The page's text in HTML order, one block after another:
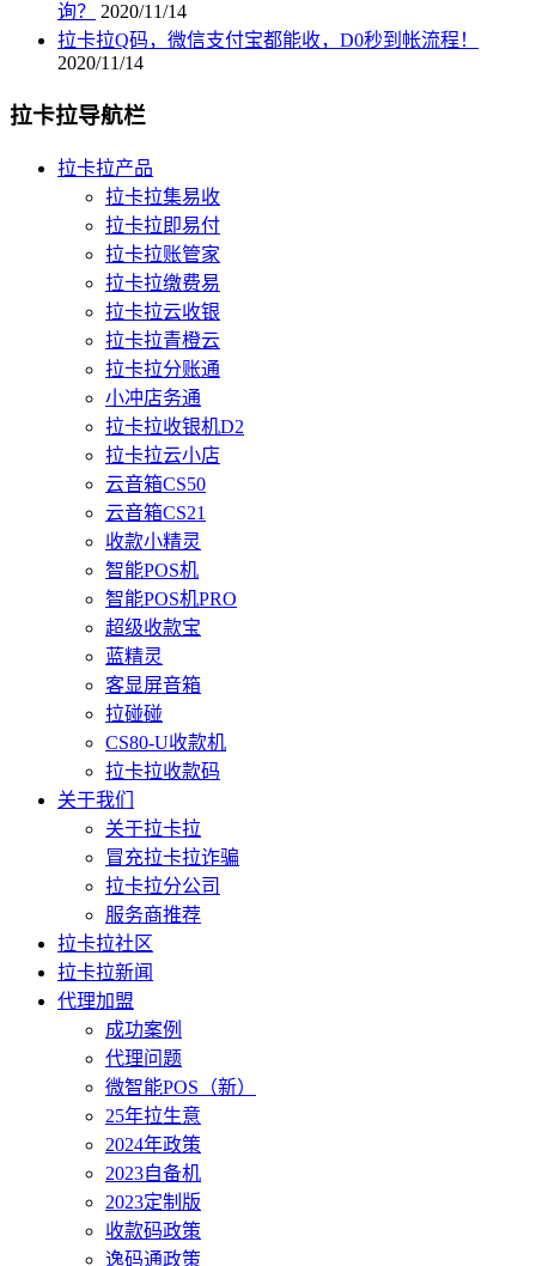
询？
2020/11/14
拉卡拉Q码，微信支付宝都能收，D0秒到帐流程！
2020/11/14
拉卡拉导航栏
拉卡拉产品
拉卡拉集易收
拉卡拉即易付
拉卡拉账管家
拉卡拉缴费易
拉卡拉云收银
拉卡拉青橙云
拉卡拉分账通
小冲店务通
拉卡拉收银机D2
拉卡拉云小店
云音箱CS50
云音箱CS21
收款小精灵
智能POS机
智能POS机PRO
超级收款宝
蓝精灵
客显屏音箱
拉碰碰
CS80-U收款机
拉卡拉收款码
关于我们
关于拉卡拉
冒充拉卡拉诈骗
拉卡拉分公司
服务商推荐
拉卡拉社区
拉卡拉新闻
代理加盟
成功案例
代理问题
微智能POS（新）
25年拉生意
2024年政策
2023自备机
2023定制版
收款码政策
逸码通政策